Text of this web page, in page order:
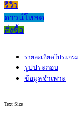
รีวิว
ดาวน์โหลด
สั่งซื้อ
รายละเอียดโปรแกรม
รูปประกอบ
ข้อมูลจำเพาะ
Text Size